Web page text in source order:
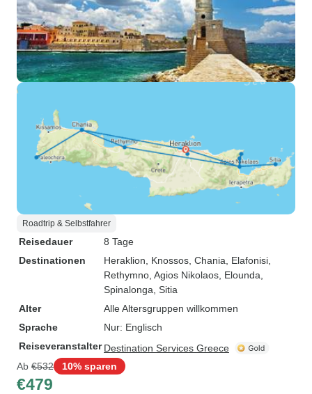
Roadtrip & Selbstfahrer
Reisedauer
8 Tage
Destinationen
Heraklion , Knossos , Chania , Elafonisi
Rethymno , Agios Nikolaos , Elounda
Spinalonga , Sitia
Alter
Alle Altersgruppen willkommen
Sprache
Nur: Englisch
Reiseveranstalter Destination Services Greece
Ab €532 10% sparen
€479